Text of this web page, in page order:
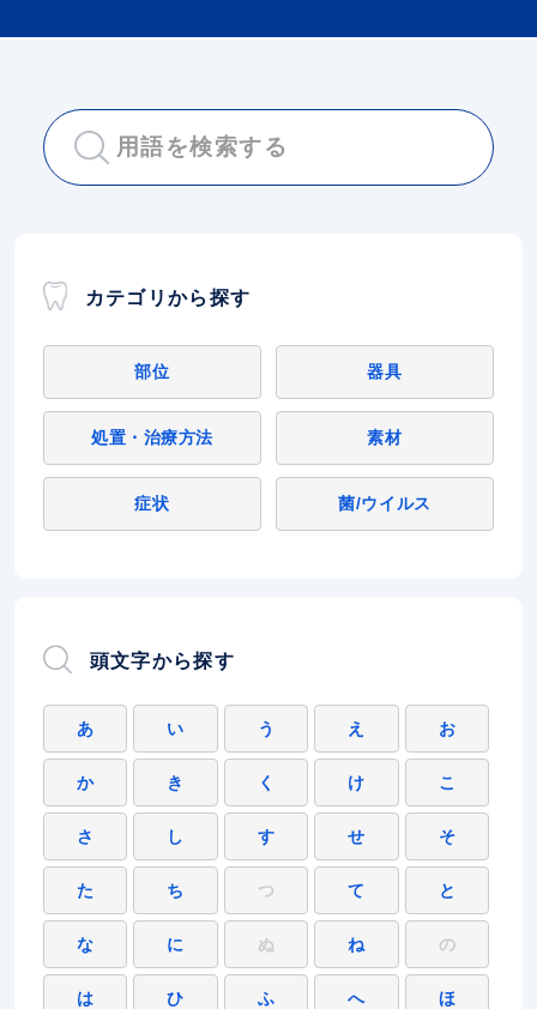
カテゴリから探す
部位 器具
処置・治療方法 素材
症状 菌/ウイルス
頭文字から探す
あ い う え お
か き く け こ
さ し す せ そ
た ち つ て と
な に ぬ ね の
は ひ ふ へ ほ